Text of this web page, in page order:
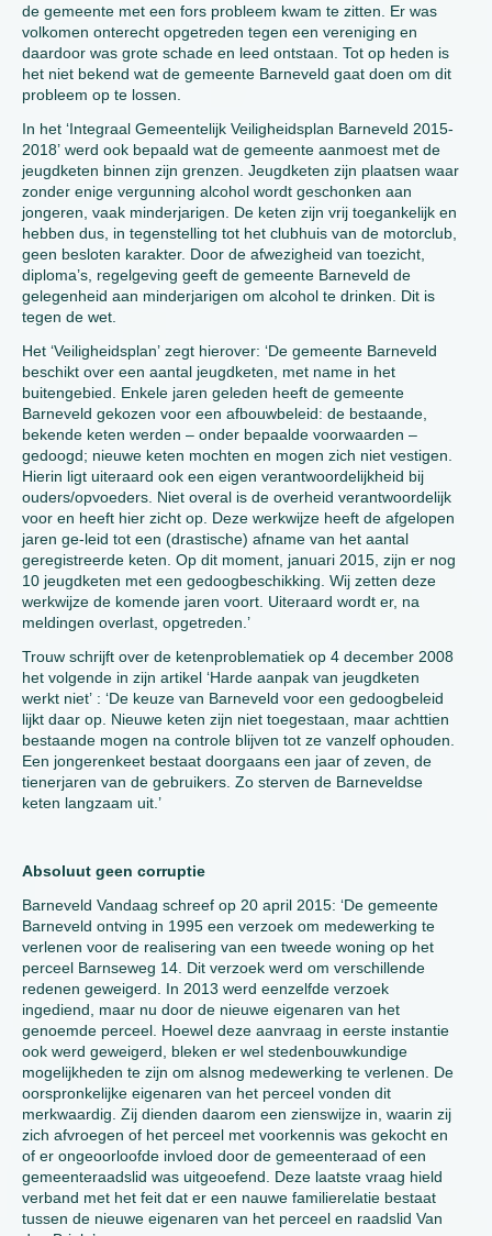
de gemeente met een fors probleem kwam te zitten. Er was
volkomen onterecht opgetreden tegen een vereniging en
daardoor was grote schade en leed ontstaan. Tot op heden is
het niet bekend wat de gemeente Barneveld gaat doen om dit
probleem op te lossen.
In het ‘Integraal Gemeentelijk Veiligheidsplan Barneveld 2015-
2018’ werd ook bepaald wat de gemeente aanmoest met de
jeugdketen binnen zijn grenzen. Jeugdketen zijn plaatsen waar
zonder enige vergunning alcohol wordt geschonken aan
jongeren, vaak minderjarigen. De keten zijn vrij toegankelijk en
hebben dus, in tegenstelling tot het clubhuis van de motorclub,
geen besloten karakter. Door de afwezigheid van toezicht,
diploma’s, regelgeving geeft de gemeente Barneveld de
gelegenheid aan minderjarigen om alcohol te drinken. Dit is
tegen de wet.
Het ‘Veiligheidsplan’ zegt hierover: ‘De gemeente Barneveld
beschikt over een aantal jeugdketen, met name in het
buitengebied. Enkele jaren geleden heeft de gemeente
Barneveld gekozen voor een afbouwbeleid: de bestaande,
bekende keten werden – onder bepaalde voorwaarden –
gedoogd; nieuwe keten mochten en mogen zich niet vestigen.
Hierin ligt uiteraard ook een eigen verantwoordelijkheid bij
ouders/opvoeders. Niet overal is de overheid verantwoordelijk
voor en heeft hier zicht op. Deze werkwijze heeft de afgelopen
jaren ge-leid tot een (drastische) afname van het aantal
geregistreerde keten. Op dit moment, januari 2015, zijn er nog
10 jeugdketen met een gedoogbeschikking. Wij zetten deze
werkwijze de komende jaren voort. Uiteraard wordt er, na
meldingen overlast, opgetreden.’
Trouw schrijft over de ketenproblematiek op 4 december 2008
het volgende in zijn artikel ‘Harde aanpak van jeugdketen
werkt niet’ : ‘De keuze van Barneveld voor een gedoogbeleid
lijkt daar op. Nieuwe keten zijn niet toegestaan, maar achttien
bestaande mogen na controle blijven tot ze vanzelf ophouden.
Een jongerenkeet bestaat doorgaans een jaar of zeven, de
tienerjaren van de gebruikers. Zo sterven de Barneveldse
keten langzaam uit.’
Absoluut geen corruptie
Barneveld Vandaag schreef op 20 april 2015: ‘De gemeente
Barneveld ontving in 1995 een verzoek om medewerking te
verlenen voor de realisering van een tweede woning op het
perceel Barnseweg 14. Dit verzoek werd om verschillende
redenen geweigerd. In 2013 werd eenzelfde verzoek
ingediend, maar nu door de nieuwe eigenaren van het
genoemde perceel. Hoewel deze aanvraag in eerste instantie
ook werd geweigerd, bleken er wel stedenbouwkundige
mogelijkheden te zijn om alsnog medewerking te verlenen. De
oorspronkelijke eigenaren van het perceel vonden dit
merkwaardig. Zij dienden daarom een zienswijze in, waarin zij
zich afvroegen of het perceel met voorkennis was gekocht en
of er ongeoorloofde invloed door de gemeenteraad of een
gemeenteraadslid was uitgeoefend. Deze laatste vraag hield
verband met het feit dat er een nauwe familierelatie bestaat
tussen de nieuwe eigenaren van het perceel en raadslid Van